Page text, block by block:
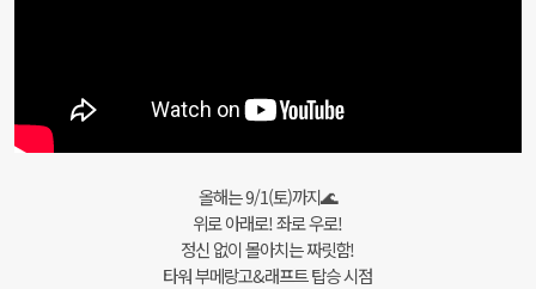
올해는 9/1(토)까지🌊
위로 아래로! 좌로 우로!
정신 없이 몰아치는 짜릿함!
타워 부메랑고&래프트 탑승 시점